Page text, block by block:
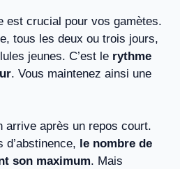
est crucial pour vos gamètes.
tous les deux ou trois jours,
jeunes. C’est le rythme
. Vous maintenez ainsi une
arrive après un repos court.
d’abstinence, le nombre de
son maximum. Mais